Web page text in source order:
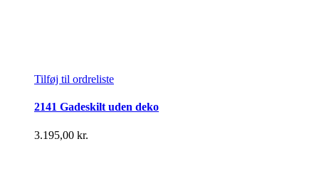
Tilføj til ordreliste
2141 Gadeskilt uden deko
3.195,00 kr.